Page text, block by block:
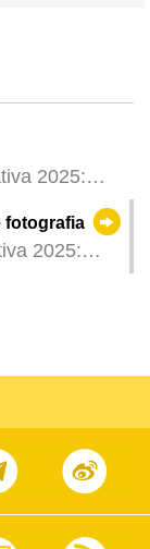
2025:
fotografia
2025: